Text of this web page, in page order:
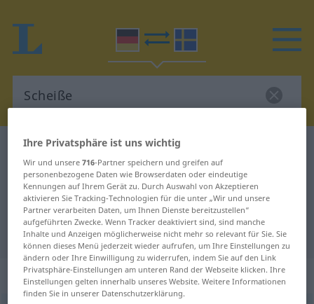
Deutsch-Schwedisch Wörterbuch
Deutsch-Schwedisch Übersetzung
für "Scheiße"
"Scheiße" Schwedisch Übersetzung
„Scheiße“: Femininum, weiblich
Ihre Privatsphäre ist uns wichtig
Wir und unsere716-Partner speichern und greifen auf
personenbezogene Daten wie Browserdaten oder eindeutige
Kennungen auf Ihrem Gerät zu. Durch Auswahl von Akzeptieren
aktivieren Sie Tracking-Technologien für die unter „Wir und unsere
Partner verarbeiten Daten, um Ihnen Dienste bereitzustellen“
aufgeführten Zwecke. Wenn Tracker deaktiviert sind, sind manche
Inhalte und Anzeigen möglicherweise nicht mehr so relevant für Sie. Sie
können dieses Menü jederzeit wieder aufrufen, um Ihre Einstellungen zu
ändern oder Ihre Einwilligung zu widerrufen, indem Sie auf den Link
Privatsphäre-Einstellungen am unteren Rand der Webseite klicken. Ihre
Einstellungen gelten innerhalb unseres Website. Weitere Informationen
finden Sie in unserer Datenschutzerklärung.